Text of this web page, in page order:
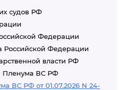
судов РФ
Федерации
Российской Федерации
власти РФ
Пленума ВС РФ
ВС РФ от 01.07.2026 N 24-